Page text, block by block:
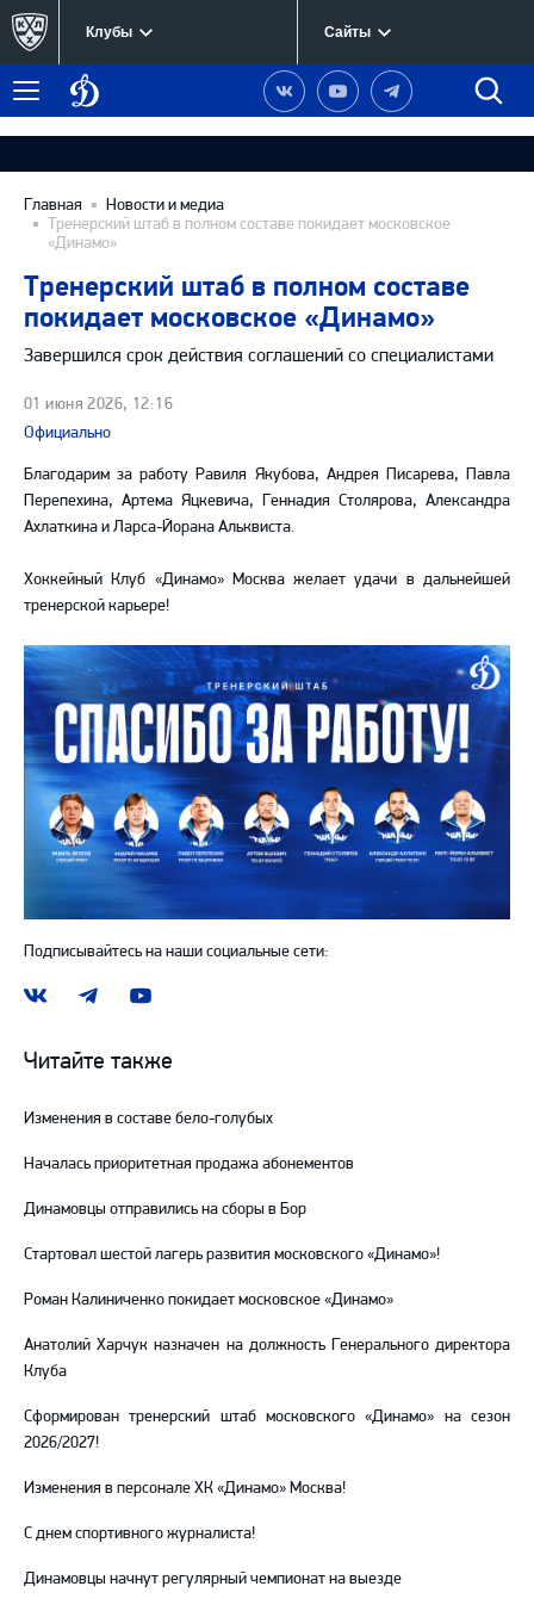
Клубы Сайты
Меню
Динамо
Москва
Наша
группа
Вконтакте
Наш
канал
YouTube
Наш
канал
Telegram
Главная
Новости и медиа
Тренерский штаб в полном составе покидает московское
«Динамо»
Тренерский штаб в полном составе
покидает московское «Динамо»
Завершился срок действия соглашений со специалистами
01 июня 2026, 12:16
Официально
Благодарим за работу Равиля Якубова, Андрея Писарева, Павла
Перепехина, Артема Яцкевича, Геннадия Столярова, Александра
Ахлаткина и Ларса-Йорана Альквиста.
Хоккейный Клуб «Динамо» Москва желает удачи в дальнейшей
тренерской карьере!
Подписывайтесь на наши социальные сети:
Наша
ВКонтакте
Наш
в
Telegram
Наш
YouTube
Читайте также
Изменения в составе бело-голубых
Началась приоритетная продажа абонементов
Динамовцы отправились на сборы в Бор
Стартовал шестой лагерь развития московского «Динамо»!
Роман Калиниченко покидает московское «Динамо»
Анатолий Харчук назначен на должность Генерального директора
Клуба
Сформирован тренерский штаб московского «Динамо» на сезон
2026/2027!
Изменения в персонале ХК «Динамо» Москва!
С днем спортивного журналиста!
Динамовцы начнут регулярный чемпионат на выезде